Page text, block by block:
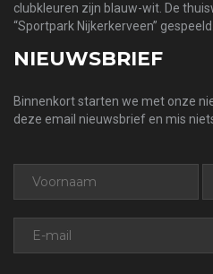
clubkleuren zijn blauw-wit. De
“Sportpark Nijkerkerveen” gespeeld.
NIEUWSBRIEF
Binnenkort starten we met onze
deze email nieuwsbrief en mis